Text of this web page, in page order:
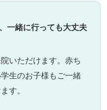
いただけます。赤ち
生のお子様もご一緒
す。